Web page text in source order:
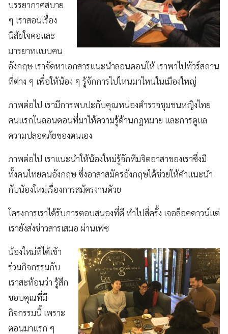
บรรยากาศสบาย
ๆ เราสอนเรื่อง
นิสัยใจคอและ
มารยาทแบบคน
อังกฤษ เราจัดหาเอกสารแนะนำลอนดอนให้ เราพาไปทัวร์สถาน
ที่ต่าง ๆ เพื่อให้น้อง ๆ รู้จักการไปไหนมาไหนในเมืองใหญ่
ภาพต่อไป เรามีการพบปะกับคุณหน่องตำรวจชุมชนหญิงไทย
คนแรกในลอนดอนที่มาให้ความรู้ด้านกฎหมาย และการดูแล
ความปลอดภัยของตนเอง
ภาพต่อไป เราแนะนำให้น้องใหม่รู้จักทีมจิตอาสาของเราซึ่งมี
ทั้งคนไทยคนอังกฤษ ซึ่งอาสาสมัครอังกฤษได้ช่วยให้คำแนะนำ
กับน้องใหม่เรื่องการสมัครงานด้วย
โครงการเราได้รับการตอบสนองที่ดี ทำไปสี่ครั้ง เจอล็อคดาวน์แต่
เรายังส่งข่าวสารเสมอ ผ่านเฟซ
น้องใหม่ที่ได้เข้า
ร่วมกิจกรรมกับ
เราสะท้อนว่า รู้สึก
ขอบคุณที่มี
กิจกรรมนี้ เพราะ
ตอนมาแรก ๆ